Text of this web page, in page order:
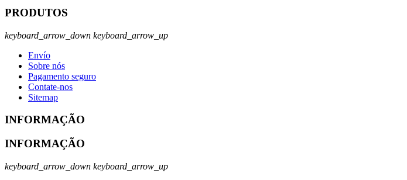
PRODUTOS
keyboard_arrow_down keyboard_arrow_up
Envío
Sobre nós
Pagamento seguro
Contate-nos
Sitemap
INFORMAÇÃO
INFORMAÇÃO
keyboard_arrow_down keyboard_arrow_up